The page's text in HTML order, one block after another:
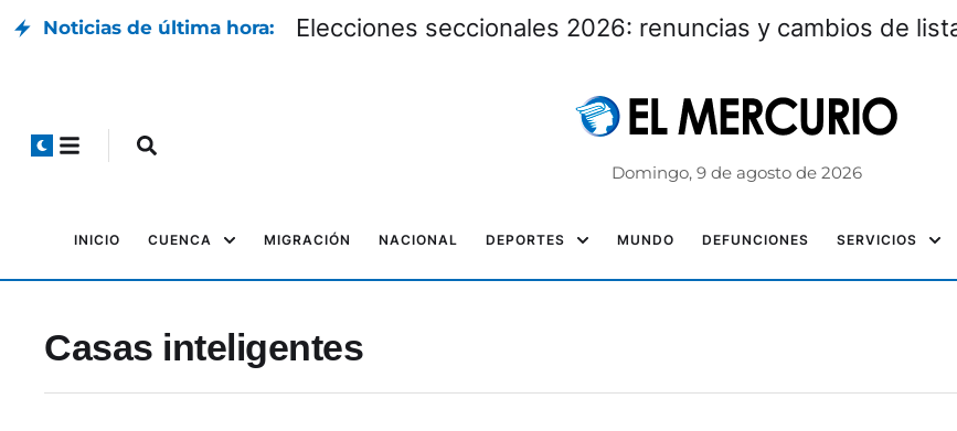
Noticias de última hora: Elecciones seccionales 2026: renuncias y cambios de
Domingo, 9 de agosto de 2026
INICIO CUENCA MIGRACIÓN NACIONAL DEPORTES MUNDO DEFUNCIONES SERVICIOS
Casas inteligentes